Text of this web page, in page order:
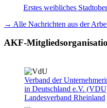
Erstes weibliches
→ Alle Nachrichten aus der
AKF-
Verband der
in Deutschland e.V.
Landesverband Rheinland